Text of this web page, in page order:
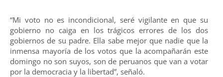
“Mi voto no es incondicional, seré vigilante en que su
gobierno no caiga en los trágicos errores de los dos
gobiernos de su padre. Ella sabe mejor que nadie que la
inmensa mayoría de los votos que la acompañarán este
domingo no son suyos, son de peruanos que van a votar
por la democracia y la libertad”, señaló.